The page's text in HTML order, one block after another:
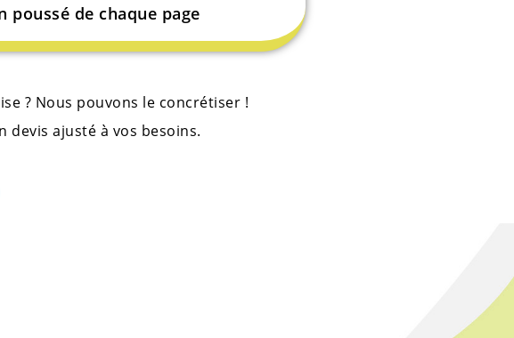
poussé de chaque page
? Nous pouvons le concrétiser !
devis ajusté à vos besoins.